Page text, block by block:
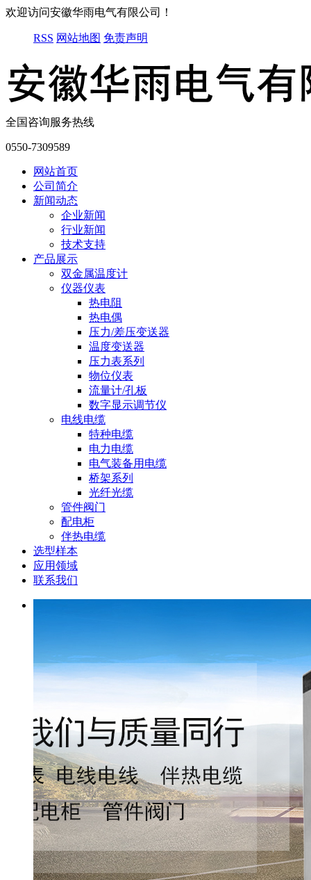
欢迎访问安徽华雨电气有限公司！
RSS 网站地图 免责声明
全国咨询服务热线
0550-7309589
网站首页
公司简介
新闻动态
企业新闻
行业新闻
技术支持
产品展示
双金属温度计
仪器仪表
热电阻
热电偶
压力/差压变送器
温度变送器
压力表系列
物位仪表
流量计/孔板
数字显示调节仪
电线电缆
特种电缆
电力电缆
电气装备用电缆
桥架系列
光纤光缆
管件阀门
配电柜
伴热电缆
选型样本
应用领域
联系我们